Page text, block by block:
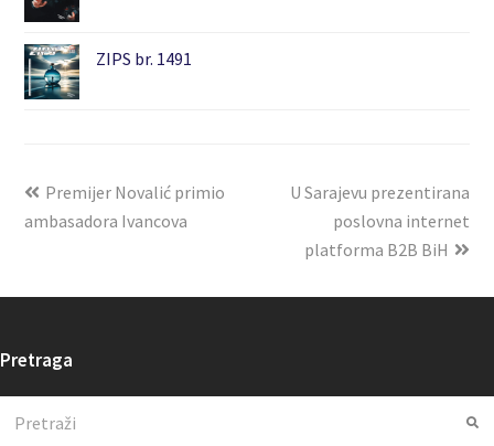
ZIPS br. 1491
Premijer Novalić primio
ambasadora Ivancova
U Sarajevu prezentirana
poslovna internet
platforma B2B BiH
Pretraga